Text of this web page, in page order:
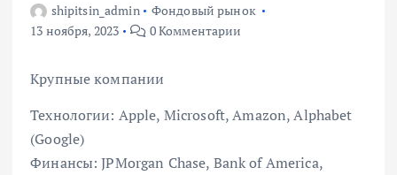
shipitsin_admin
Фондовый рынок
13 ноября, 2023
0 Комментарии
Крупные компании
Технологии: Apple, Microsoft, Amazon, Alphabet
(Google)
Финансы: JPMorgan Chase, Bank of America,